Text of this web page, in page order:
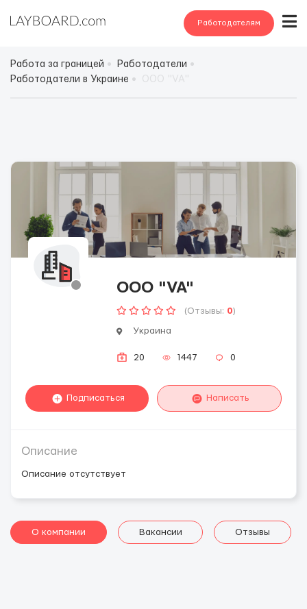
Работодателям
Работа за границей
Работодатели
Работодатели в Украине
ООО "VA"
(Отзывы: 0)
Украина
20 1447 0
Подписаться Написать
Описание
Описание отсутствует
О компании Вакансии Отзывы